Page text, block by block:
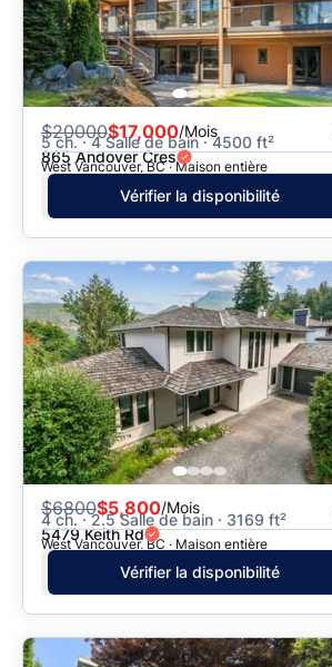
$20000$17,000/Mois
5 ch. · 4 Salle de bain · 4500 ft²
865 Andover Cres
West Vancouver, BC · Maison entière
Vérifier la disponibilité
$6800$5,800/Mois
4 ch. · 2.5 Salle de bain · 3169 ft²
5479 Keith Rd
West Vancouver, BC · Maison entière
Vérifier la disponibilité